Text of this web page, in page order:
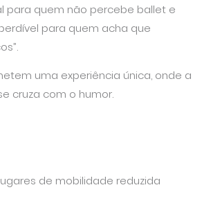
para quem não percebe ballet e
para quem acha que
uma experiência única, onde a
cruza com o humor.
de mobilidade reduzida